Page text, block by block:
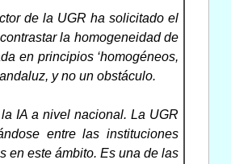
de la UGR ha solicitado el
la homogeneidad de
en principios ‘homogéneos,
y no un obstáculo.
IA a nivel nacional. La UGR
entre las instituciones
en este ámbito. Es una de las